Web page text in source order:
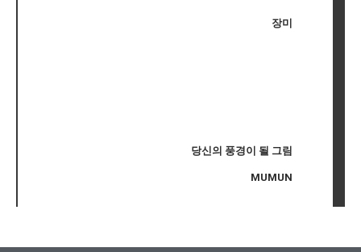
장미
당신의 풍경이 될 그림
MUMUN